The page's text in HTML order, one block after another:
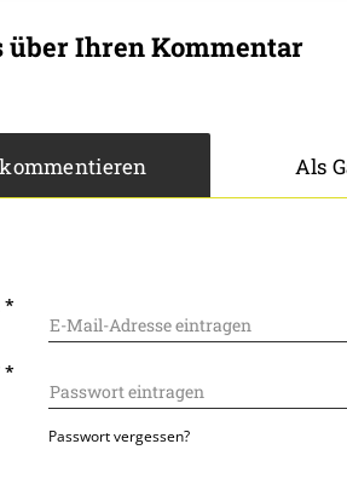
Ihren Kommentar
Als
*
*
Passwort vergessen?